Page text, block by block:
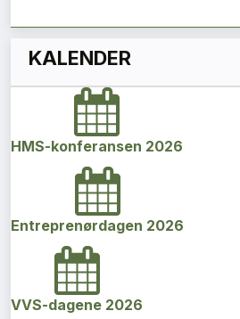
KALENDER
HMS-konferansen 2026
Entreprenørdagen 2026
VVS-dagene 2026